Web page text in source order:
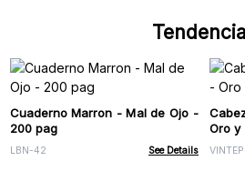
Cuaderno Marron - Mal de Ojo -
200 pag
LBN-42 See Details
Oro y